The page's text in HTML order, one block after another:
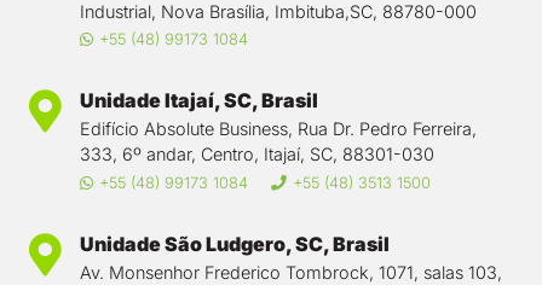
Industrial, Nova Brasília, Imbituba,SC, 88780-000
+55 (48) 99173 1084
Unidade Itajaí, SC, Brasil
Edifício Absolute Business, Rua Dr. Pedro Ferreira,
333, 6º andar, Centro, Itajaí, SC, 88301-030
+55 (48) 99173 1084 +55 (48) 3513 1500
Unidade São Ludgero, SC, Brasil
Av. Monsenhor Frederico Tombrock, 1071, salas 103,